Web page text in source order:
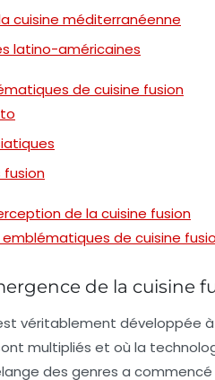
cuisine méditerranéenne
latino-américaines
de cuisine fusion
fusion
de la cuisine fusion
de cuisine
de la cuisine
véritablement développée
multipliés et où la
des genres a